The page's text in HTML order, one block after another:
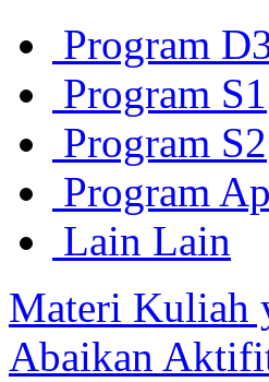
Program
Program S1
Program S2
Program
Lain Lain
Materi Kuliah
Abaikan